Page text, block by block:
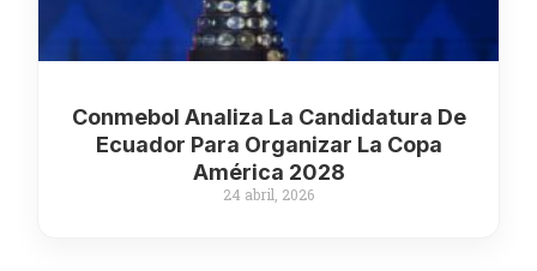
Conmebol Analiza La Candidatura De
Ecuador Para Organizar La Copa
América 2028
24 abril, 2026